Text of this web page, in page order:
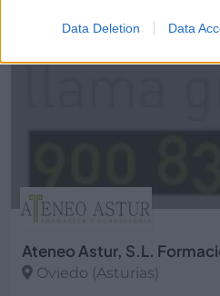
Data Deletion Data
Ateneo Astur, S.L.
Oviedo (Asturias)